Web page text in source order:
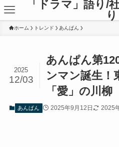
「ドラマ」語り/
り
ホーム トレンド あんぱん
あんぱん第
ンマン誕生！
「愛」の川柳
2025
12/03
あんぱん 2025年9月12日 2025